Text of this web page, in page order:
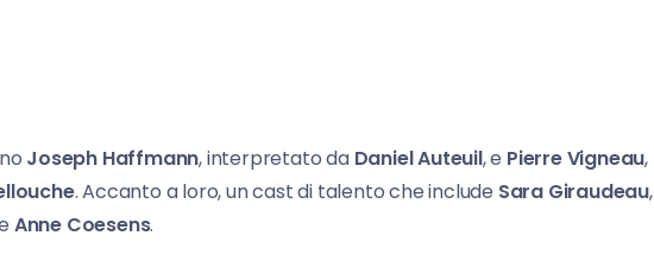
Joseph Haffmann, interpretato da Daniel Auteuil, e Pierre Vigneau,
. Accanto a loro, un cast di talento che include Sara Giraudeau,
Anne Coesens.